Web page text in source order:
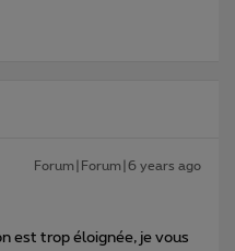
Forum|Forum|6 years ago
est trop éloignée, je vous